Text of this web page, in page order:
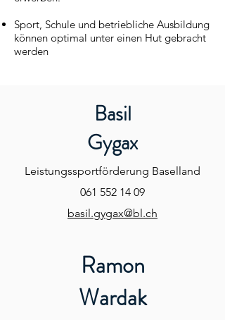
Sport, Schule und betriebliche Ausbildung
können optimal unter einen Hut gebracht
werden
Basil
Gygax
Leistungssportförderung Baselland
061 552 14 09
basil.gygax@bl.ch
Ramon
Wardak